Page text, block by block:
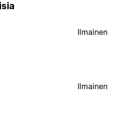
Ilmainen
Ilmainen